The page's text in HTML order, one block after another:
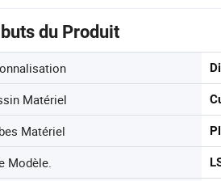
du Produit
Matériel
Matériel
Modèle.